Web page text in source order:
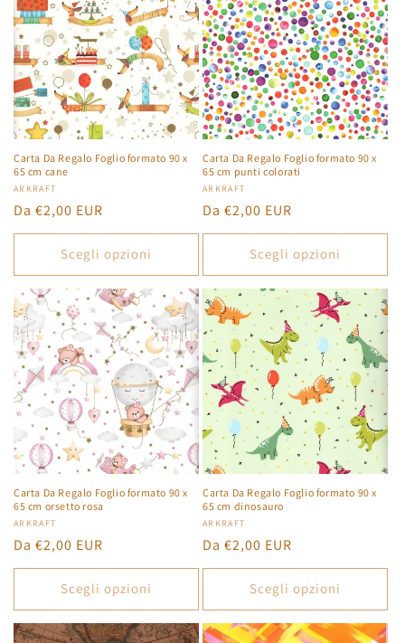
Carta Da Regalo Foglio formato 90 x
65 cm cane
Produttore:
ARKRAFT
Prezzo
di
Da €2,00 EUR
Scegli opzioni
Carta Da Regalo Foglio formato 90 x
65 cm punti colorati
Produttore:
ARKRAFT
Prezzo
di
Da €2,00 EUR
Scegli opzioni
Carta Da Regalo Foglio formato 90 x
65 cm orsetto rosa
Produttore:
ARKRAFT
Prezzo
di
Da €2,00 EUR
Scegli opzioni
Carta Da Regalo Foglio formato 90 x
65 cm dinosauro
Produttore:
ARKRAFT
Prezzo
di
Da €2,00 EUR
Scegli opzioni